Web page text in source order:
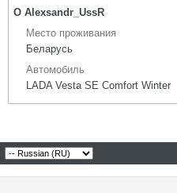
О Alexsandr_UssR
Место проживания
Беларусь
Автомобиль
LADA Vesta SE Comfort Winter